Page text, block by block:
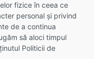
fizice în ceea ce
personal și privind
de a continua
să aloci timpul
Politicii de